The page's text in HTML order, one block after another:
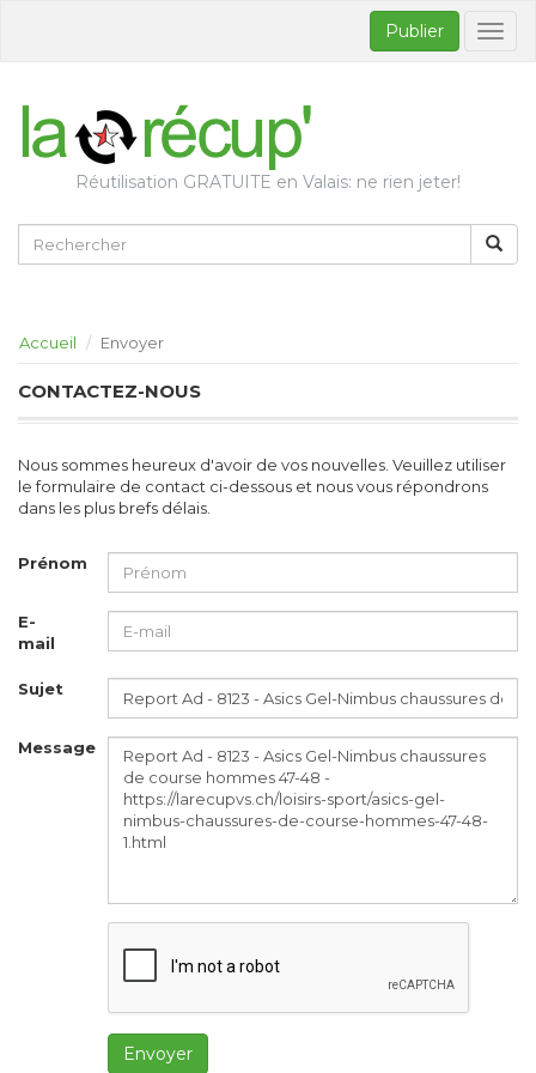
Publier
Réutilisation GRATUITE en Valais: ne rien jeter!
Accueil Envoyer
CONTACTEZ-NOUS
Nous sommes heureux d'avoir de vos nouvelles. Veuillez utiliser
le formulaire de contact ci-dessous et nous vous répondrons
dans les plus brefs délais.
Prénom
E-
mail
Sujet
Message
Envoyer